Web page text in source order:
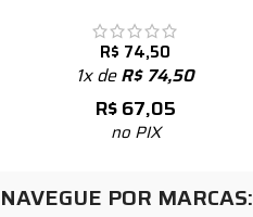
R$ 74,50
1x deR$74,50
R$67,05
no PIX
NAVEGUE POR MARCAS: